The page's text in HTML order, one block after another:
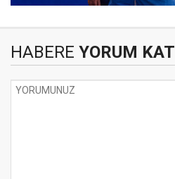
HABERE YORUM KAT